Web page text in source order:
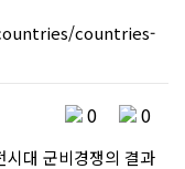
countries-
0 0
시대 군비경쟁의 결과